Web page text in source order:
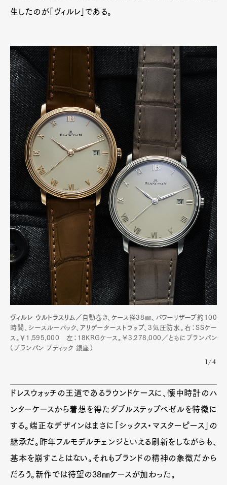
生したのが「ヴィルレ」である。
ヴィルレ ウルトラスリム／ 自動巻き、ケース径38㎜、パワーリザーブ約100
時間、シースルーバック、アリゲーターストラップ、3気圧防水。右：SSケー
ス。￥1,595,000 左：18KRGケース。￥3,278,000／ともにブランパン
（ブランパン ブティック 銀座）
1/4
ドレスウォッチの王道であるラウンドケースに、懐中時計のハ
ンターケースから着想を得たダブルステップベゼルを特徴に
する。端正なデザインはまさに「シックス・マスターピース」の
継承だ。昨年フルモデルチェンジといえる刷新をしながらも、
基本を崩すことはない。それもブランドの精神の象徴だから
だろう。新作では待望の38㎜ケースが加わった。